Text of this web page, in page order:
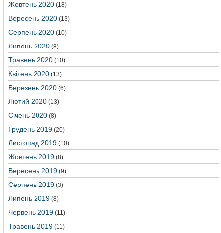
Жовтень 2020 (18)
Вересень 2020 (13)
Серпень 2020 (10)
Липень 2020 (8)
Травень 2020 (10)
Квітень 2020 (13)
Березень 2020 (6)
Лютий 2020 (13)
Січень 2020 (8)
Грудень 2019 (20)
Листопад 2019 (10)
Жовтень 2019 (8)
Вересень 2019 (9)
Серпень 2019 (3)
Липень 2019 (8)
Червень 2019 (11)
Травень 2019 (11)